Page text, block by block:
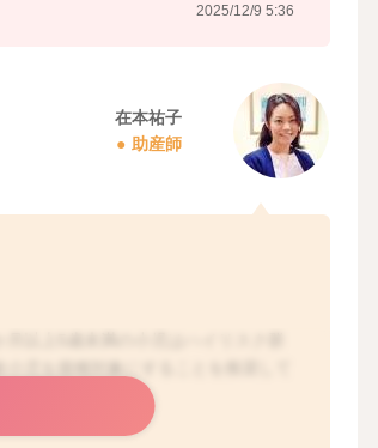
2025/12/9 5:36
在本祐子
助産師